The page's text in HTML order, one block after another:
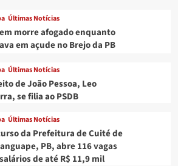
Últimas Notícias
morre afogado enquanto
em açude no Brejo da PB
Últimas Notícias
de João Pessoa, Leo
se filia ao PSDB
Últimas Notícias
da Prefeitura de Cuité de
PB, abre 116 vagas
de até R$ 11,9 mil